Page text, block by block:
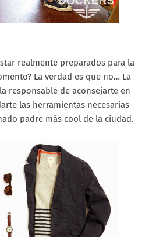
realmente preparados para la
La verdad es que no… La
responsable de aconsejarte en
las herramientas necesarias
padre más cool de la ciudad.